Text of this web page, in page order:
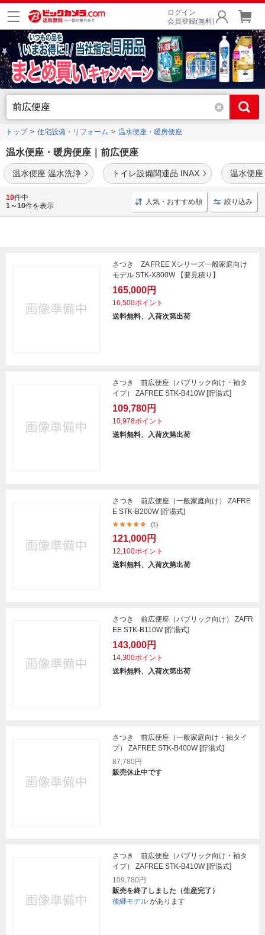
ログイン
会員登録(無料)
トップ 住宅設備・リフォーム 温水便座・暖房便座
温水便座・暖房便座｜前広便座
温水便座 温水洗浄 トイレ設備関連品 INAX 温水便
温水洗浄便座
などを豊富に品揃え。TOTOやパナソニックなどの人気メーカ
ーからもお選びいただけます。
10件中
1～10件を表示 人気・おすすめ順 絞り込み
さつき ZA FREE Xシリーズ一般家庭向け
モデル STK-X800W 【要見積り】
165,000円
16,500ポイント
送料無料、入荷次第出荷
さつき 前広便座（パブリック向け・袖タ
イプ） ZAFREE STK-B410W [貯湯式]
109,780円
10,978ポイント
送料無料、入荷次第出荷
さつき 前広便座（一般家庭向け） ZAFRE
E STK-B200W [貯湯式]
(1)
121,000円
12,100ポイント
送料無料、入荷次第出荷
さつき 前広便座（パブリック向け） ZAFR
EE STK-B110W [貯湯式]
143,000円
14,300ポイント
送料無料、入荷次第出荷
さつき 前広便座（一般家庭向け・袖タイ
プ） ZAFREE STK-B400W [貯湯式]
87,780円
販売休止中です
さつき 前広便座（パブリック向け・袖タ
イプ） ZAFREE STK-B410W [貯湯式]
109,780円
販売を終了しました（生産完了）
後継モデル があります